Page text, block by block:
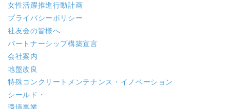
女性活躍推進行動計画
プライバシーポリシー
社友会の皆様へ
パートナーシップ構築宣言
会社案内
地盤改良
特殊コンクリート メンテナンス・イノベーション
シールド・
環境事業